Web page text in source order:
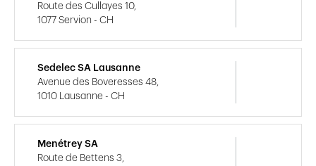
Route des Cullayes 10,
1077 Servion - CH
Sedelec SA Lausanne
Avenue des Boveresses 48,
1010 Lausanne - CH
Menétrey SA
Route de Bettens 3,